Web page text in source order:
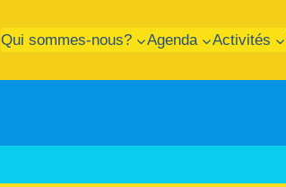
Qui sommes-nous? Agenda Activités